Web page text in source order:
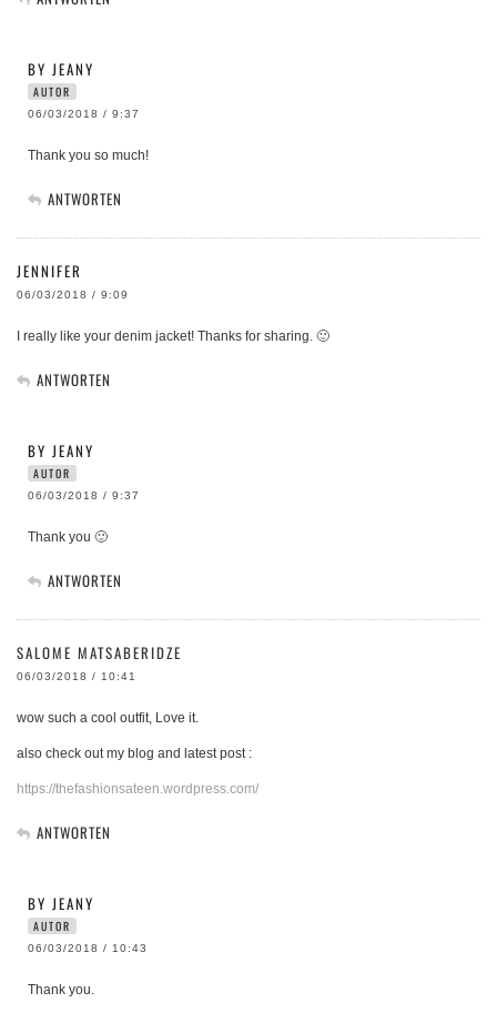
BY JEANY
AUTOR
06/03/2018 / 9:37
Thank you so much!
ANTWORTEN
JENNIFER
06/03/2018 / 9:09
I really like your denim jacket! Thanks for sharing. 🙂
ANTWORTEN
BY JEANY
AUTOR
06/03/2018 / 9:37
Thank you 🙂
ANTWORTEN
SALOME MATSABERIDZE
06/03/2018 / 10:41
wow such a cool outfit, Love it.
also check out my blog and latest post :
https://thefashionsateen.wordpress.com/
ANTWORTEN
BY JEANY
AUTOR
06/03/2018 / 10:43
Thank you.